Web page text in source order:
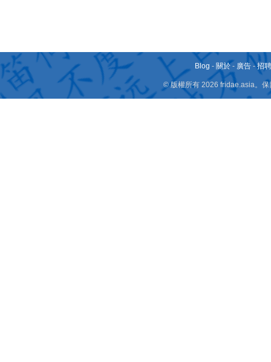
Blog - 關於 - 廣告 -招
© 版權所有 2026 fridae.asia。